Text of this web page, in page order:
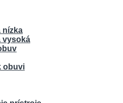
nízka
vysoká
obuvi